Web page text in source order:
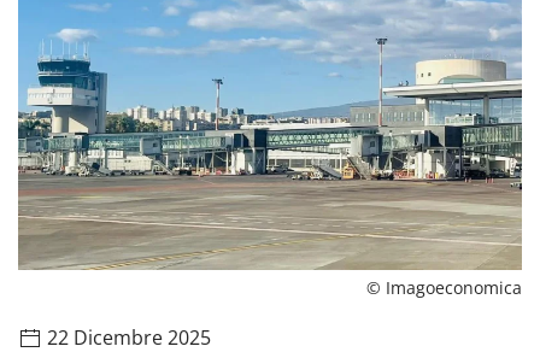
© Imagoeconomica
22 Dicembre 2025